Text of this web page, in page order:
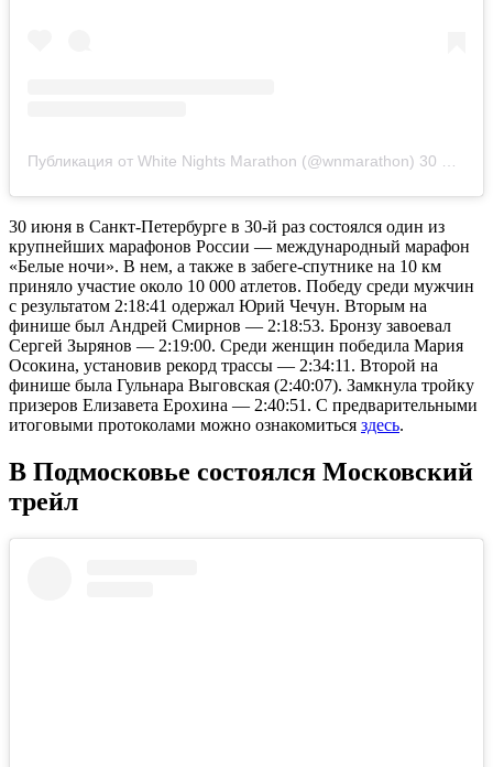
Публикация от White Nights Marathon (@wnmarathon) 30 Июн 2019 в 7:13 PDT
30 июня в Санкт-Петербурге в 30-й раз состоялся один из
крупнейших марафонов России — международный марафон
«Белые ночи». В нем, а также в забеге-спутнике на 10 км
приняло участие около 10 000 атлетов. Победу среди мужчин
с результатом 2:18:41 одержал Юрий Чечун. Вторым на
финише был Андрей Смирнов — 2:18:53. Бронзу завоевал
Сергей Зырянов — 2:19:00. Среди женщин победила Мария
Осокина, установив рекорд трассы — 2:34:11. Второй на
финише была Гульнара Выговская (2:40:07). Замкнула тройку
призеров Елизавета Ерохина — 2:40:51. С предварительными
итоговыми протоколами можно ознакомиться здесь.
В Подмосковье состоялся Московский
трейл